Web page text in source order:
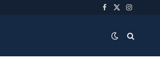
Facebook
X